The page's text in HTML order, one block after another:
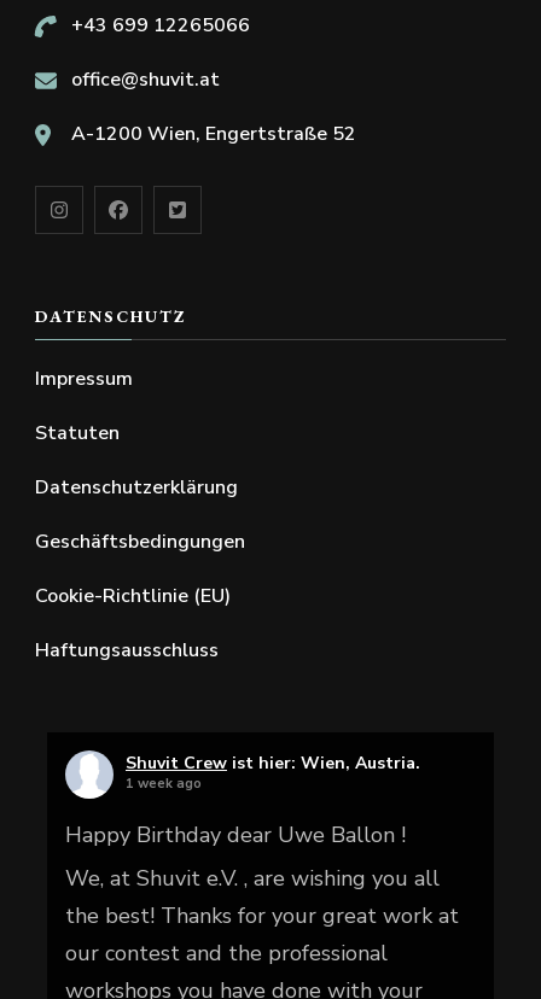
+43 699 12265066
office@shuvit.at
A-1200 Wien, Engertstraße 52
DATENSCHUTZ
Impressum
Statuten
Datenschutzerklärung
Geschäftsbedingungen
Cookie-Richtlinie (EU)
Haftungsausschluss
Shuvit Crew ist hier: Wien, Austria.
1 week ago
Happy Birthday dear Uwe Ballon !
We, at Shuvit e.V. , are wishing you all
the best! Thanks for your great work at
our contest and the professional
workshops you have done with your